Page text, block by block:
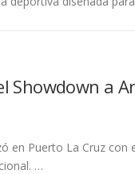
Showdown a
en Puerto La Cruz
…